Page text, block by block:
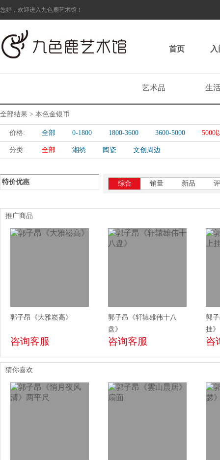
您好，欢迎进入九色鹿艺术馆！
首页
艺术品 生
全部结果 > 本色金银币
价格: 全部 0-1800 1800-3600 3600-5000 5000
分类: 全部 湘绣 陶瓷 文创周边
特价优惠 综合 销量 新品
推广商品
郭子昂《大雅崧高》
咨询客服
郭子昂《轩辕雄伟十八
盘》
咨询客服
郭
挂》
咨
猜你喜欢